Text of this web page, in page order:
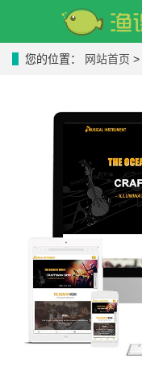
您的位置： 网站首页 >